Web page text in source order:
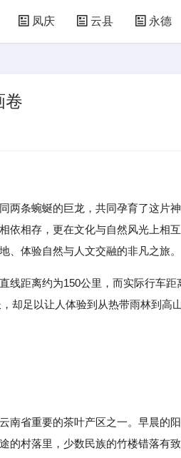
凤庆 云县 永德
卷
蜿蜒的巨龙，共同孕育了这片神
依相存，更在文化与自然风光上相
、体验自然与人文交融的非凡之旅。
线距离约为150公里，而实际行车
却足以让人体验到从热带雨林到高
南省重要的茶叶产区之一。早晨的
的村落里，少数民族的竹楼错落有